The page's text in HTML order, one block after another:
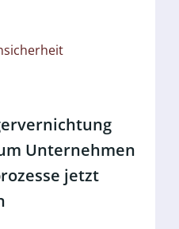
Unternehmen
jetzt